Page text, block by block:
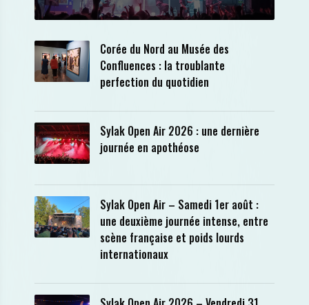
Corée du Nord au Musée des
Confluences : la troublante
perfection du quotidien
Sylak Open Air 2026 : une dernière
journée en apothéose
Sylak Open Air – Samedi 1er août :
une deuxième journée intense, entre
scène française et poids lourds
internationaux